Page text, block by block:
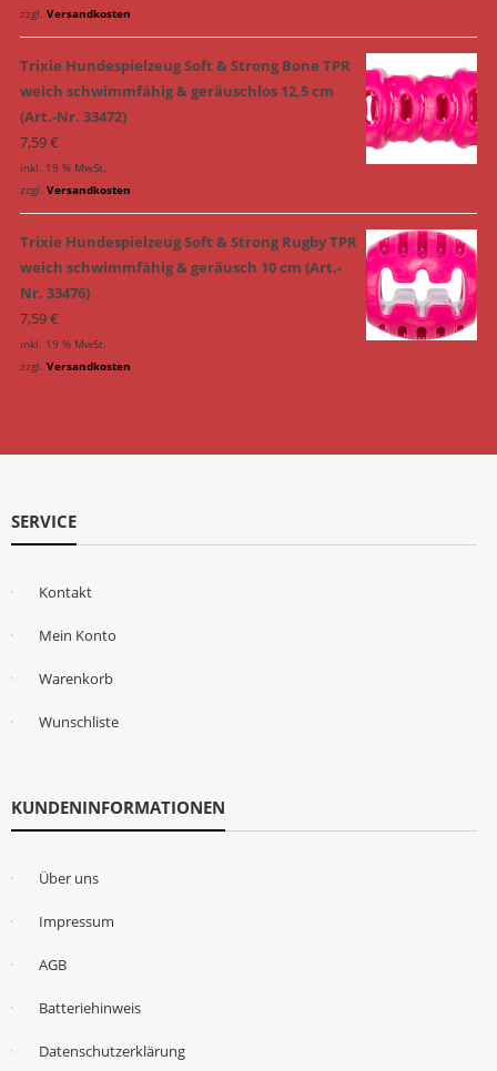
zzgl. Versandkosten
Trixie Hundespielzeug Soft & Strong Bone TPR
weich schwimmfähig & geräuschlos 12,5 cm
(Art.-Nr. 33472)
7,59€
inkl. 19 % MwSt.
zzgl. Versandkosten
Trixie Hundespielzeug Soft & Strong Rugby TPR
weich schwimmfähig & geräusch 10 cm (Art.-
Nr. 33476)
7,59€
inkl. 19 % MwSt.
zzgl. Versandkosten
SERVICE
Kontakt
Mein Konto
Warenkorb
Wunschliste
KUNDENINFORMATIONEN
Über uns
Impressum
AGB
Batteriehinweis
Datenschutzerklärung